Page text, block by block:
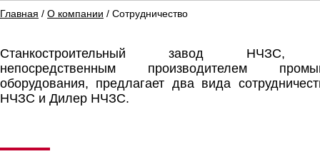
Главная / О компании / Сотрудничество
Станкостроительный завод НЧЗС,
непосредственным производителем
оборудования, предлагает два вида
НЧЗС и Дилер НЧЗС.